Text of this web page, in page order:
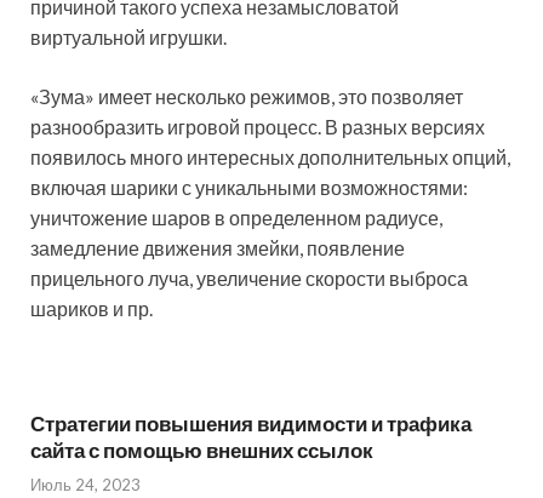
причиной такого успеха незамысловатой
виртуальной игрушки.
«Зума» имеет несколько режимов, это позволяет
разнообразить игровой процесс. В разных версиях
появилось много интересных дополнительных опций,
включая шарики с уникальными возможностями:
уничтожение шаров в определенном радиусе,
замедление движения змейки, появление
прицельного луча, увеличение скорости выброса
шариков и пр.
Стратегии повышения видимости и трафика
сайта с помощью внешних ссылок
Июль 24, 2023